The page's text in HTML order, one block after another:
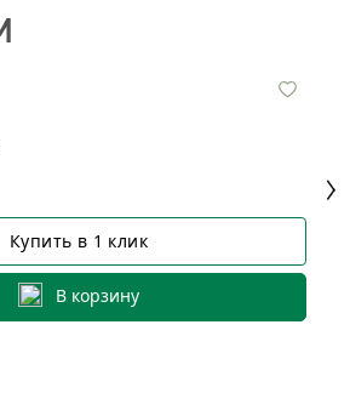
Купить в 1 клик
В корзину